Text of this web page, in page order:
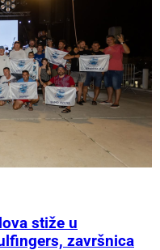
stiže u
završnica